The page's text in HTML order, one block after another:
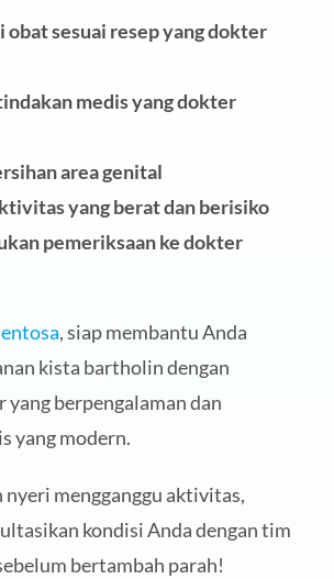
obat sesuai resep yang dokter
medis yang dokter
area genital
yang berat dan berisiko
pemeriksaan ke dokter
, siap membantu Anda
kista bartholin dengan
berpengalaman dan
yang modern.
nyeri mengganggu aktivitas,
kondisi Anda dengan tim
bertambah parah!